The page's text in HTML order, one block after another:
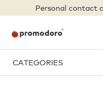
Personal contact
CATEGORIES